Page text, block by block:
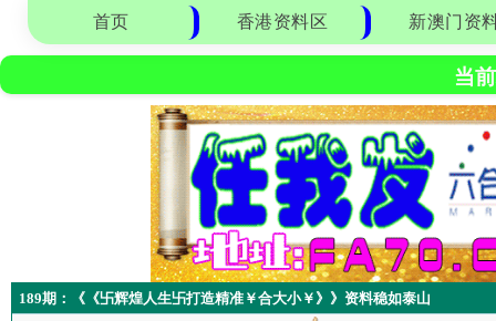
首页 香港资料区 新澳门资
当
189期：《《卐辉煌人生卐打造精准￥合大小￥》》资料稳如泰山